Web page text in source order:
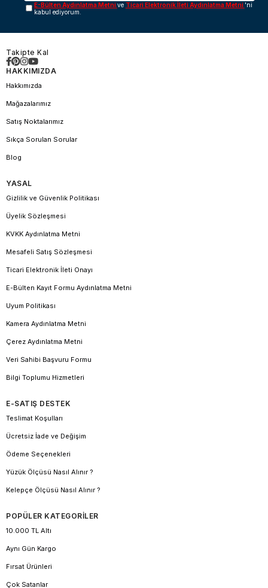
E-Bülten Aydınlatma Metnive Ticari Elektronik İleti Aydınlatma Metni 'ni
kabul ediyorum.
Takipte Kal
HAKKIMIZDA
Hakkımızda
Mağazalarımız
Satış Noktalarımız
Sıkça Sorulan Sorular
Blog
YASAL
Gizlilik ve Güvenlik Politikası
Üyelik Sözleşmesi
KVKK Aydınlatma Metni
Mesafeli Satış Sözleşmesi
Ticari Elektronik İleti Onayı
E-Bülten Kayıt Formu Aydınlatma Metni
Uyum Politikası
Kamera Aydınlatma Metni
Çerez Aydınlatma Metni
Veri Sahibi Başvuru Formu
Bilgi Toplumu Hizmetleri
E-SATIŞ DESTEK
Teslimat Koşulları
Ücretsiz İade ve Değişim
Ödeme Seçenekleri
Yüzük Ölçüsü Nasıl Alınır ?
Kelepçe Ölçüsü Nasıl Alınır ?
POPÜLER KATEGORİLER
10.000 TL Altı
Aynı Gün Kargo
Fırsat Ürünleri
Çok Satanlar